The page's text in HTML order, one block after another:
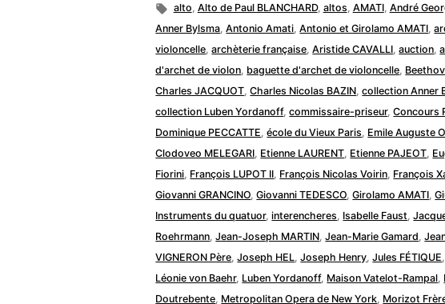
dans
Étiquettes :
alto, Alto de Paul BLANCHARD, altos, AMATI, André
Anner Bylsma,Antonio Amati,Antonio et Girolamo AMATI,
violoncelle,archèterie française,Aristide CAVALLI,auction,
d'archet de violon, baguette d'archet de violoncelle,
Charles JACQUOT,Charles Nicolas BAZIN,collection Anner
collection Luben Yordanoff,commissaire-priseur,Concours
Dominique PECCATTE,école du Vieux Paris, Emile Auguste
Clodoveo MELEGARI, Etienne LAURENT, Etienne PAJEOT,
Fiorini, François LUPOT II, François Nicolas Voirin, François
Giovanni GRANCINO,Giovanni TEDESCO,Girolamo AMATI,
Instruments du quatuor,interencheres, Isabelle Faust,
Roehrmann,Jean-Joseph MARTIN,Jean-Marie Gamard,
VIGNERON Père,Joseph HEL,Joseph Henry,Jules FÉTIQUE,
Léonie von Baehr, Luben Yordanoff, Maison Vatelot-Rampal,
Doutrebente, Metropolitan Opera de New York, Morizot